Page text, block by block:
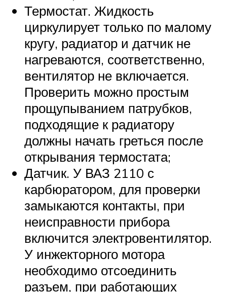
Термостат. Жидкость
циркулирует только по малому
кругу, радиатор и датчик не
нагреваются, соответственно,
вентилятор не включается.
Проверить можно простым
прощупыванием патрубков,
подходящие к радиатору
должны начать греться после
открывания термостата;
Датчик. У ВАЗ 2110 с
карбюратором, для проверки
замыкаются контакты, при
неисправности прибора
включится электровентилятор.
У инжекторного мотора
необходимо отсоединить
разъем, при работающих